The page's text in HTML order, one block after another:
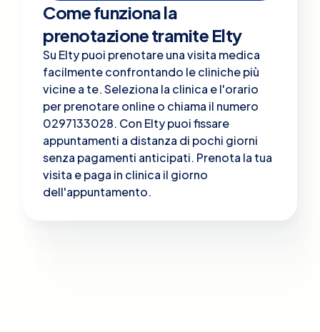
Come funziona la
prenotazione tramite Elty
Su Elty puoi prenotare una visita medica
facilmente confrontando le cliniche più
vicine a te. Seleziona la clinica e l'orario
per prenotare online o chiama il numero
0297133028. Con Elty puoi fissare
appuntamenti a distanza di pochi giorni
senza pagamenti anticipati. Prenota la tua
visita e paga in clinica il giorno
dell'appuntamento.